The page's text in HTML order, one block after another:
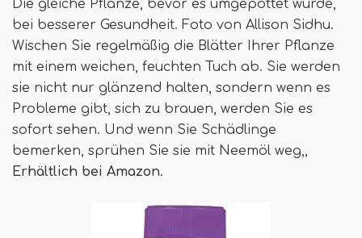
Die gleiche Pflanze, bevor es umgepottet wurde,
bei besserer Gesundheit. Foto von Allison Sidhu.
Wischen Sie regelmäßig die Blätter Ihrer Pflanze
mit einem weichen, feuchten Tuch ab. Sie werden
sie nicht nur glänzend halten, sondern wenn es
Probleme gibt, sich zu brauen, werden Sie es
sofort sehen. Und wenn Sie Schädlinge
bemerken, sprühen Sie sie mit Neemöl weg,,
Erhältlich bei Amazon.